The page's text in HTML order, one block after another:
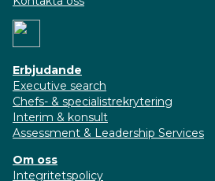
Erbjudande
Executive search
Chefs- & specialistrekrytering
Interim & konsult
Assessment & Leadership Services
Om oss
Integritetspolicy